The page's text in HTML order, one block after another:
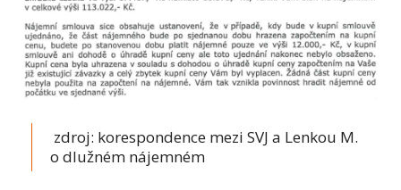
zdroj: korespondence mezi SVJ a Lenkou M.
o dlužném nájemném